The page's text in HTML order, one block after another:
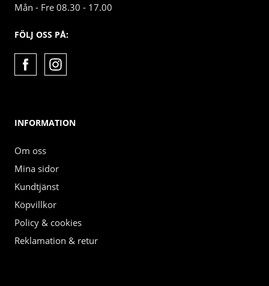
Mån - Fre 08.30 - 17.00
FÖLJ OSS PÅ:
INFORMATION
Om oss
Mina sidor
Kundtjänst
Köpvillkor
Policy & cookies
Reklamation & retur